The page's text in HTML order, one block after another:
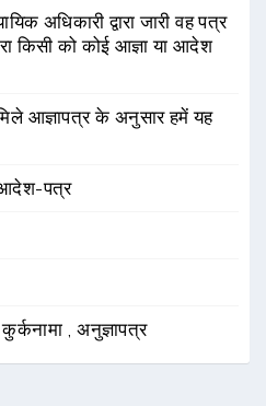
अधिकारी द्वारा जारी वह पत्र
किसी को कोई आज्ञा या आदेश
आज्ञापत्र के अनुसार हमें यह
पत्र
कुर्कनामा ,अनुज्ञापत्र